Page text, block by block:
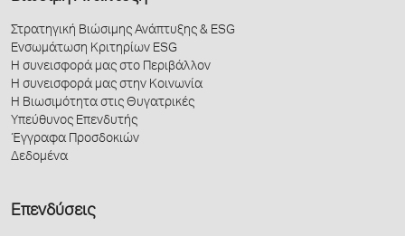
Στρατηγική Βιώσιμης Ανάπτυξης & ESG
Ενσωμάτωση Κριτηρίων ESG
Η συνεισφορά μας στο Περιβάλλον
Η συνεισφορά μας στην Κοινωνία
Η Βιωσιμότητα στις Θυγατρικές
Υπεύθυνος Επενδυτής
Έγγραφα Προσδοκιών
Δεδομένα
Επενδύσεις